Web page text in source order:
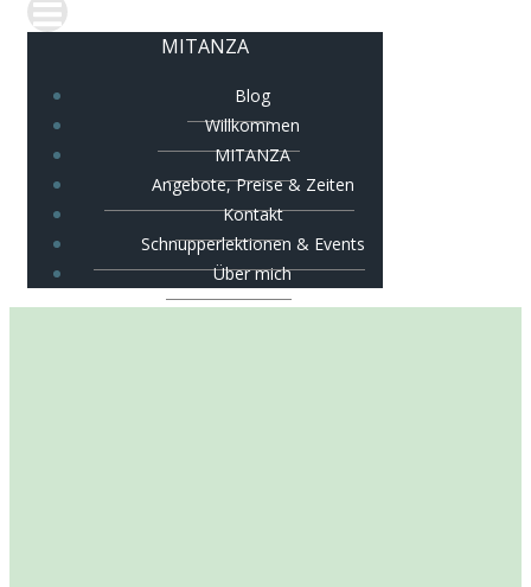
MITANZA
Blog
Willkommen
MITANZA
Angebote, Preise & Zeiten
Kontakt
Schnupperlektionen & Events
Über mich